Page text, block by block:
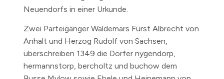
Neuendorfs in einer Urkunde.
Zwei Parteigänger Waldemars Fürst Albrecht von
Anhalt und Herzog Rudolf von Sachsen,
überschreiben 1349 die Dörfer nygendorp,
hermannstorp, bercholtz und buchow dem